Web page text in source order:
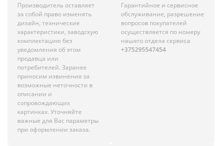
Производитель оставляет
за собой право изменять
дизайн, технические
характеристики, заводскую
комплектацию без
уведомления об этом
продавца или
потребителей. Заранее
приносим извинения за
возможные неточности в
описании и
сопровождающих
картинках. Уточняйте
важные для Вас параметры
при оформлении заказа.
Гарантийное и сервисное
обслуживание, разрешение
вопросов покупателей
осуществляется по номеру
нашего отдела сервиса
+375295547454